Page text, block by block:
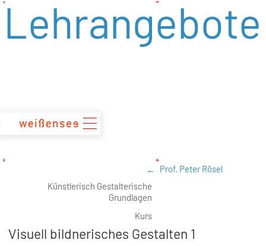
zumLehrangebote
Prof. Peter Rösel
Künstlerisch Gestalterische
Grundlagen
Kurs
Visuell bildnerisches Gestalten 1